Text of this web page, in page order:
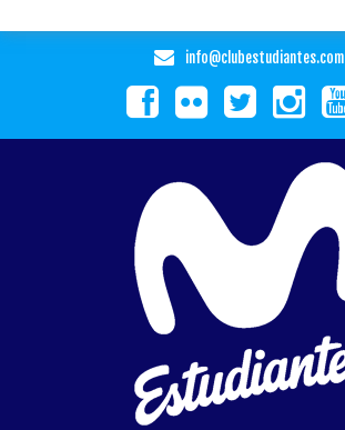
info@clubestudiantes.com